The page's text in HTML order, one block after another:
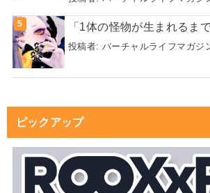
「1体の怪物が生まれるま
投稿者: バーチャルライフマガジ
ピックアップ